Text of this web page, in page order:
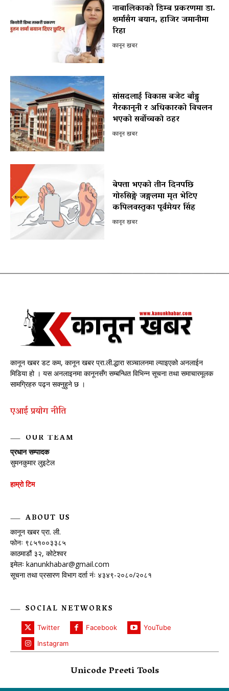
नाबालिकाको डिम्ब प्रकरणमा डा.
शर्मासँग बयान, हाजिर जमानीमा
रिहा
कानून खबर
सांसदलाई विकास बजेट बाँड्नु
गैरकानूनी र अधिकारको विचलन
भएको सर्वोच्चको ठहर
कानून खबर
बेपत्ता भएको तीन दिनपछि
गोरुसिङ्गे जङ्गलमा मृत भेटिए
कपिलवस्तुका पूर्वमेयर सिंह
कानून खबर
कानून खबर डट कम, कानून खबर प्रा.ली.द्धारा सञ्चालनमा ल्याइएको अनलाईन
मिडिया हो । यस अनलाइनमा कानूनसँग सम्बन्धित विभिन्न सूचना तथा समाचारमूलक
सामग्रिहरु पढ्न सक्नुहुने छ ।
एआई प्रयाेग नीति
OUR TEAM
प्रधान सम्पादक
सुमनकुमार लुइटेल
हाम्रो टिम
ABOUT US
कानून खबर प्रा. ली.
फोनः ९८५१००३३८५
काठमाडौं ३२, कोटेश्वर
इमेलः kanunkhabar@gmail.com
सूचना तथा प्रसारण विभाग दर्ता नंः ४३४९-२०८०/२०८१
SOCIAL NETWORKS
Twitter Facebook
YouTube
Instagram
Unicode Preeti Tools